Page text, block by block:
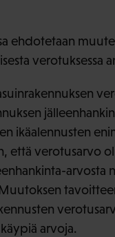
ehdotetaan
verotuksessa
ikäalennusten
että verotusarvo
arvosta
arvoja.